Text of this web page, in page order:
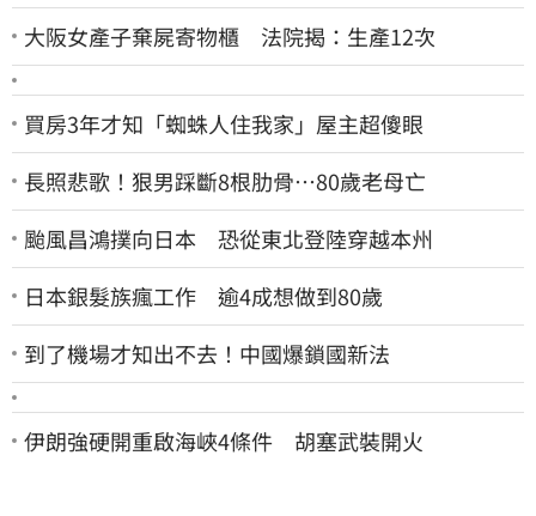
大阪女產子棄屍寄物櫃 法院揭：生產12次
買房3年才知「蜘蛛人住我家」屋主超傻眼
長照悲歌！狠男踩斷8根肋骨…80歲老母亡
颱風昌鴻撲向日本 恐從東北登陸穿越本州
日本銀髮族瘋工作 逾4成想做到80歲
到了機場才知出不去！中國爆鎖國新法
伊朗強硬開重啟海峽4條件 胡塞武裝開火